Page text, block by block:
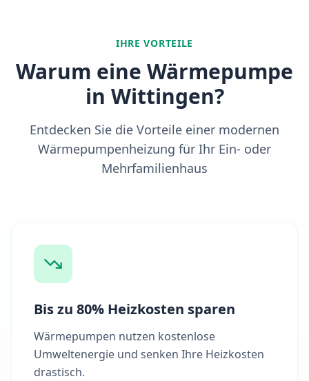
IHRE VORTEILE
Warum eine Wärmepumpe
in Wittingen?
Entdecken Sie die Vorteile einer modernen
Wärmepumpenheizung für Ihr Ein- oder
Mehrfamilienhaus
Bis zu 80% Heizkosten sparen
Wärmepumpen nutzen kostenlose
Umweltenergie und senken Ihre Heizkosten
drastisch.